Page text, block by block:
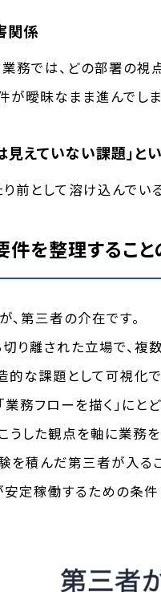
関係
務では、どの部署の視
が曖昧なまま進んでしま
えていない課題」と
前として溶け込んでい
を整理するこ
、第三者の介在です。
り離された立場で、複
的な課題として可視化
業務フローを描く」に
した観点を軸に業務
を積んだ第三者が入る
安定稼働するための条